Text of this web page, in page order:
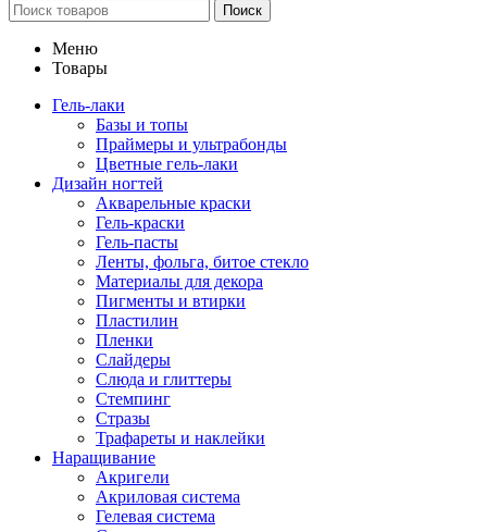
Поиск
Меню
Товары
Гель-лаки
Базы и топы
Праймеры и ультрабонды
Цветные гель-лаки
Дизайн ногтей
Акварельные краски
Гель-краски
Гель-пасты
Ленты, фольга, битое стекло
Материалы для декора
Пигменты и втирки
Пластилин
Пленки
Слайдеры
Слюда и глиттеры
Стемпинг
Стразы
Трафареты и наклейки
Наращивание
Акригели
Акриловая система
Гелевая система